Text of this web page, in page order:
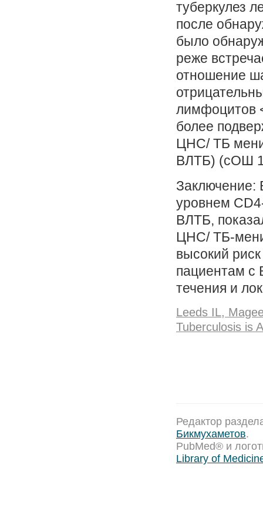
туберкулез
после
было
реже
отношение
лимфоцитов
более
ЦНС/ ТБ
ВЛТБ) (сОШ
Заключение:
уровнем
ВЛТБ,
ЦНС/ ТБ-
высокий
пациентам с
течения и
Leeds IL,
Tuberculosis is
Редактор
Бикмухаметов.
PubMed® и
Library of